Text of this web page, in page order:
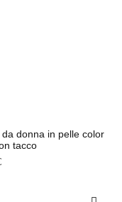
da donna in pelle color
tacco